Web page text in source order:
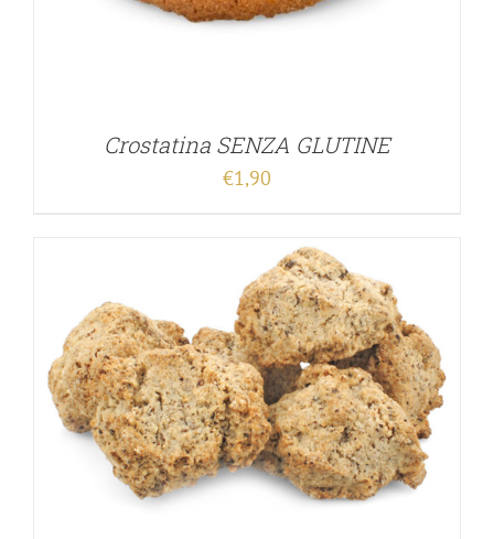
Crostatina SENZA GLUTINE
€1,90